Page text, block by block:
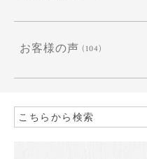
お客様の声 (104)